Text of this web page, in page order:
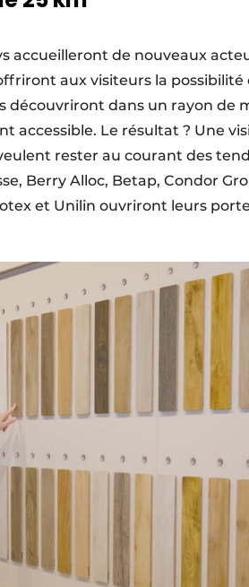
accueilleront de nouveaux
aux visiteurs la possibilité
découvriront dans un rayon de
accessible. Le résultat ? Une
rester au courant des
Berry Alloc, Betap, Condor
et Unilin ouvriront leurs